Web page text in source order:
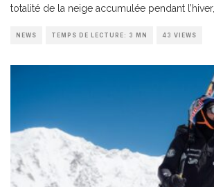
totalité de la neige accumulée pendant l’hiver,
NEWS TEMPS DE LECTURE: 3 MN 43 VIEWS